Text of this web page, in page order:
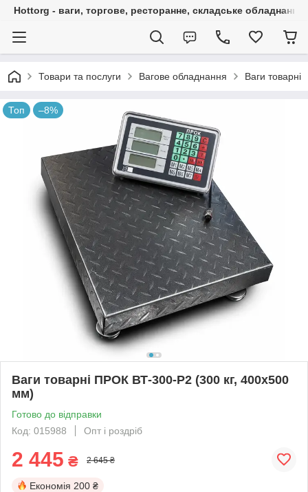
Hottorg - ваги, торгове, ресторанне, складське обладнання
Товари та послуги Вагове обладнання Ваги товарні
Топ –8%
Ваги товарні ПРОК ВТ-300-Р2 (300 кг, 400х500
мм)
Готово до відправки
Код: 015988
Опт і роздріб
2 445 ₴ 2 645 ₴
Економія 200 ₴